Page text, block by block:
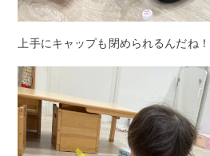
上手にキャップも閉められるんだね！